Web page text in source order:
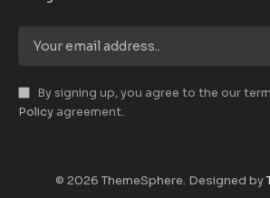
By signing up, you agree to the our
Policy agreement.
© 2026 ThemeSphere. Designed by